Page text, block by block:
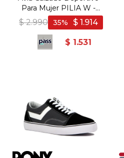
Para Mujer PILIA W -
WHITE/LT GREY - Blanco-
Gris Claro
$ 2.990 $ 1.914
35
$ 1.531